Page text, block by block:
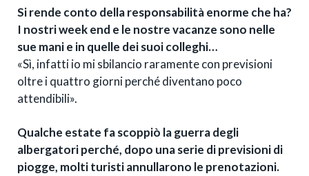
Si rende conto della responsabilità enorme che ha?
I nostri week end e le nostre vacanze sono nelle
sue mani e in quelle dei suoi colleghi…
«Sì, infatti io mi sbilancio raramente con previsioni
oltre i quattro giorni perché diventano poco
attendibili».
Qualche estate fa scoppiò la guerra degli
albergatori perché, dopo una serie di previsioni di
piogge, molti turisti annullarono le prenotazioni.